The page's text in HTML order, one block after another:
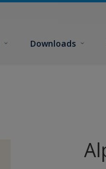
Downloads